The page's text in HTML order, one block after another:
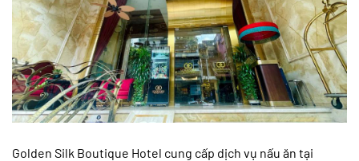
Golden Silk Boutique Hotel cung cấp dịch vụ nấu ăn tại